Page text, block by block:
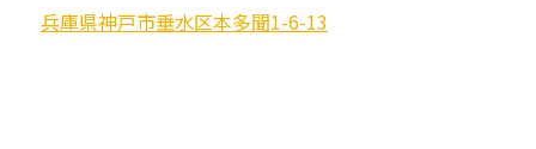
兵庫県神戸市垂水区本多聞1-6-13